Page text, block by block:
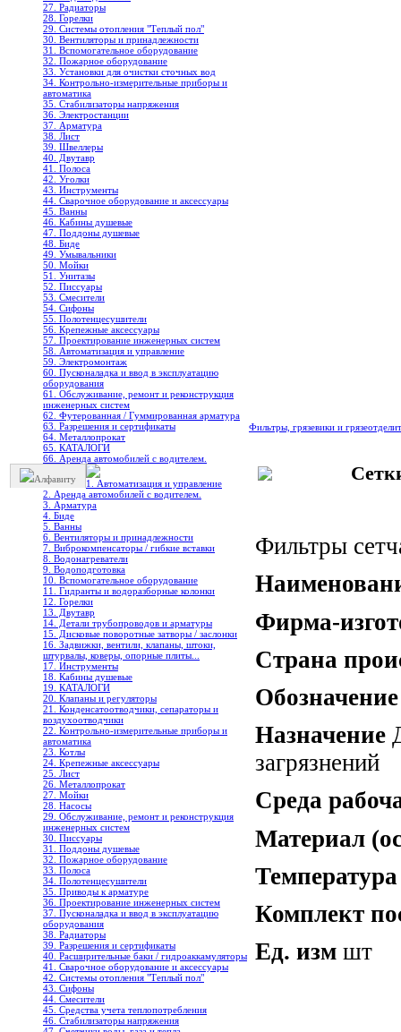
27. Радиаторы
28. Горелки
29. Системы отопления "Теплый пол"
30. Вентиляторы и принадлежности
31. Вспомогательное оборудование
32. Пожарное оборудование
33. Установки для очистки сточных вод
34. Контрольно-измерительные приборы и
автоматика
35. Стабилизаторы напряжения
36. Электростанции
37. Арматура
38. Лист
39. Швеллеры
40. Двутавр
41. Полоса
42. Уголки
43. Инструменты
44. Сварочное оборудование и аксессуары
45. Ванны
46. Кабины душевые
47. Поддоны душевые
48. Биде
49. Умывальники
50. Мойки
51. Унитазы
52. Писсуары
53. Смесители
54. Сифоны
55. Полотенцесушители
56. Крепежные аксессуары
57. Проектирование инженерных систем
58. Автоматизация и управление
59. Электромонтаж
60. Пусконаладка и ввод в эксплуатацию
оборудования
61. Обслуживание, ремонт и реконструкция
инженерных систем
62. Футерованная / Гуммированная арматура
63. Разрешения и сертификаты
64. Металлопрокат
65. КАТАЛОГИ
66. Аренда автомобилей с водителем.
Алфавиту
1. Автоматизация и управление
2. Аренда автомобилей с водителем.
3. Арматура
4. Биде
5. Ванны
6. Вентиляторы и принадлежности
7. Виброкомпенсаторы / гибкие вставки
8. Водонагреватели
9. Водоподготовка
10. Вспомогательное оборудование
11. Гидранты и водоразборные колонки
12. Горелки
13. Двутавр
14. Детали трубопроводов и арматуры
15. Дисковые поворотные затворы / заслонки
16. Задвижки, вентили, клапаны, штоки,
штурвалы, коверы, опорные плиты...
17. Инструменты
18. Кабины душевые
19. КАТАЛОГИ
20. Клапаны и регуляторы
21. Конденсатоотводчики, сепараторы и
воздухоотводчики
22. Контрольно-измерительные приборы и
автоматика
23. Котлы
24. Крепежные аксессуары
25. Лист
26. Металлопрокат
27. Мойки
28. Насосы
29. Обслуживание, ремонт и реконструкция
инженерных систем
30. Писсуары
31. Поддоны душевые
32. Пожарное оборудование
33. Полоса
34. Полотенцесушители
35. Приводы к арматуре
36. Проектирование инженерных систем
37. Пусконаладка и ввод в эксплуатацию
оборудования
38. Радиаторы
39. Разрешения и сертификаты
40. Расширительные баки / гидроаккамуляторы
41. Сварочное оборудование и аксессуары
42. Системы отопления "Теплый пол"
43. Сифоны
44. Смесители
45. Средства учета теплопотребления
46. Стабилизаторы напряжения
Фильтры, грязевики и
Фильтры
Фирма-
Страна
Назначение
загрязнений
Среда
Материал
Комплект
Ед. изм шт